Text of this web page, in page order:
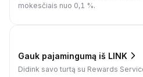
mokesčiais nuo 0,1 %.
Gauk pajamingumą iš LINK
Didink savo turtą su Rewards